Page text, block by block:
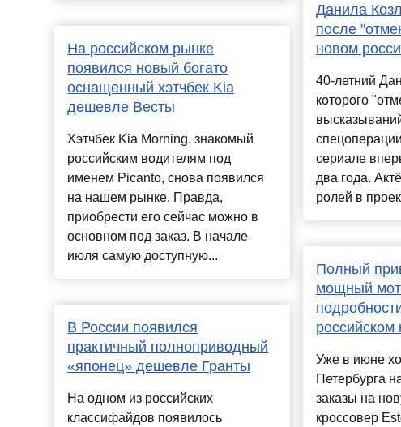
На российском рынке
появился новый богато
оснащенный хэтчбек Kia
дешевле Весты
Хэтчбек Kia Morning, знакомый
российским водителям под
именем Picanto, снова появился
на нашем рынке. Правда,
приобрести его сейчас можно в
основном под заказ. В начале
июля самую доступную...
В России появился
практичный полноприводный
«японец» дешевле Гранты
На одном из российских
классифайдов появилось
Данила
после
новом
40-летний
которого
сериале
два года.
ролей в
Полный
мощный
российском
Уже в июне
Петербурга
заказы на
кроссовер